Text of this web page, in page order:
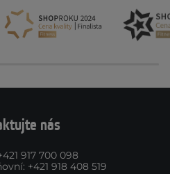
nás
917 700 098
: +421 918 408 519